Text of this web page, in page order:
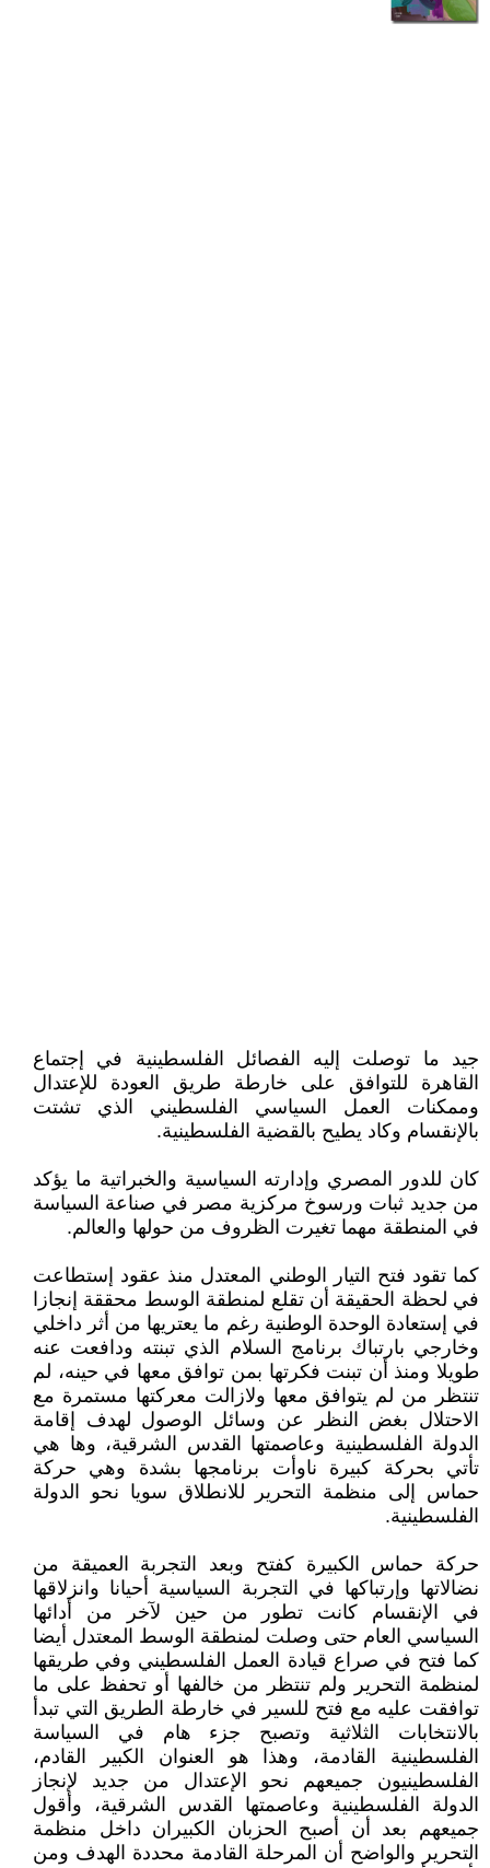
جيد ما توصلت إليه الفصائل الفلسطينية في إجتماع
القاهرة للتوافق على خارطة طريق العودة للإعتدال
وممكنات العمل السياسي الفلسطيني الذي تشتت
بالإنقسام وكاد يطيح بالقضية الفلسطينية.
كان للدور المصري وإدارته السياسية والخبراتية ما يؤكد
من جديد ثبات ورسوخ مركزية مصر في صناعة السياسة
في المنطقة مهما تغيرت الظروف من حولها والعالم.
كما تقود فتح التيار الوطني المعتدل منذ عقود إستطاعت
في لحظة الحقيقة أن تقلع لمنطقة الوسط محققة إنجازا
في إستعادة الوحدة الوطنية رغم ما يعتريها من أثر داخلي
وخارجي بارتباك برنامج السلام الذي تبنته ودافعت عنه
طويلا ومنذ أن تبنت فكرتها بمن توافق معها في حينه، لم
تنتظر من لم يتوافق معها ولازالت معركتها مستمرة مع
الاحتلال بغض النظر عن وسائل الوصول لهدف إقامة
الدولة الفلسطينية وعاصمتها القدس الشرقية، وها هي
تأتي بحركة كبيرة ناوأت برنامجها بشدة وهي حركة
حماس إلى منظمة التحرير للانطلاق سويا نحو الدولة
الفلسطينية.
حركة حماس الكبيرة كفتح وبعد التجربة العميقة من
نضالاتها وإرتباكها في التجربة السياسية أحيانا وانزلاقها
في الإنقسام كانت تطور من حين لآخر من أدائها
السياسي العام حتى وصلت لمنطقة الوسط المعتدل أيضا
كما فتح في صراع قيادة العمل الفلسطيني وفي طريقها
لمنظمة التحرير ولم تنتظر من خالفها أو تحفظ على ما
توافقت عليه مع فتح للسير في خارطة الطريق التي تبدأ
بالانتخابات الثلاثية وتصبح جزء هام في السياسة
الفلسطينية القادمة، وهذا هو العنوان الكبير القادم،
الفلسطينيون جميعهم نحو الإعتدال من جديد لإنجاز
الدولة الفلسطينية وعاصمتها القدس الشرقية، وأقول
جميعهم بعد أن أصبح الحزبان الكبيران داخل منظمة
التحرير والواضح أن المرحلة القادمة محددة الهدف ومن